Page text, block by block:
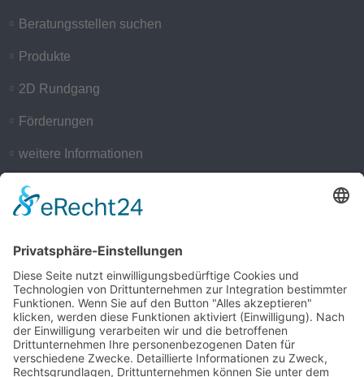
Beratungsstellen suchen
Produkte
2D Rundgang
Förderungen
weitere Informationen